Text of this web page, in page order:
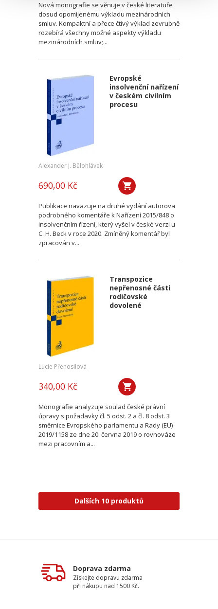
Nová monografie se věnuje v české literatuře
dosud opomíjenému výkladu mezinárodních
smluv. Kompaktní a přece čtivý výklad zevrubně
rozebírá všechny možné aspekty výkladu
mezinárodních smluv;...
Evropské
insolvenční nařízení
v českém civilním
procesu
Alexander J. Bělohlávek
690,00 Kč
Publikace navazuje na druhé vydání autorova
podrobného komentáře k Nařízení 2015/848 o
insolvenčním řízení, který vyšel v české verzi u
C. H. Beck v roce 2020. Zmíněný komentář byl
zpracován v...
Transpozice
nepřenosné části
rodičovské
dovolené
Lucie Přenosilová
340,00 Kč
Monografie analyzuje soulad české právní
úpravy s požadavky čl. 5 odst. 2 a čl. 8 odst. 3
směrnice Evropského parlamentu a Rady (EU)
2019/1158 ze dne 20. června 2019 o rovnováze
mezi pracovním a...
Dalších 10 produktů
Doprava zdarma
Získejte dopravu zdarma
při nákupu nad 1500 Kč.